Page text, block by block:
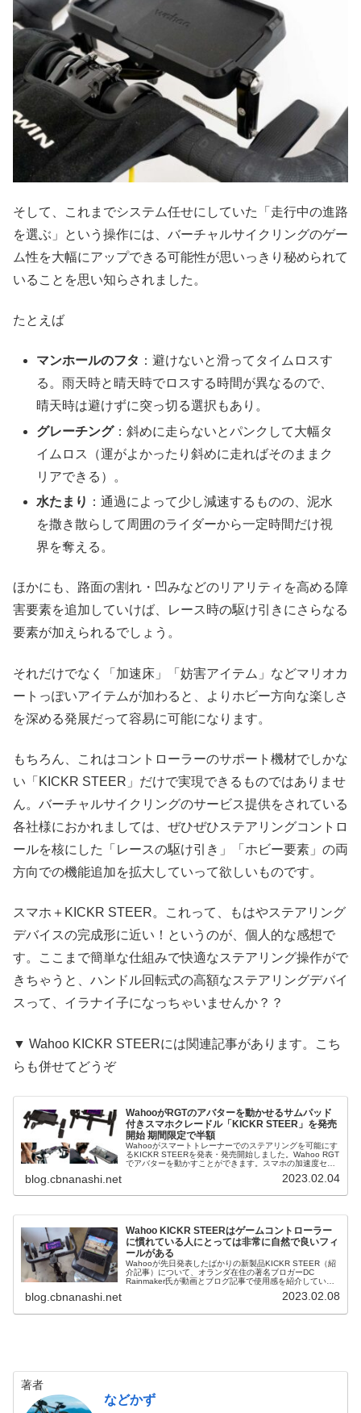
そして、これまでシステム任せにしていた「走行中の進路
を選ぶ」という操作には、バーチャルサイクリングのゲー
ム性を大幅にアップできる可能性が思いっきり秘められて
いることを思い知らされました。
たとえば
マンホールのフタ ：避けないと滑ってタイムロスす
る。雨天時と晴天時でロスする時間が異なるので、
晴天時は避けずに突っ切る選択もあり。
グレーチング：斜めに走らないとパンクして大幅タ
イムロス（運がよかったり斜めに走ればそのままク
リアできる）。
水たまり ：通過によって少し減速するものの、泥水
を撒き散らして周囲のライダーから一定時間だけ視
界を奪える。
ほかにも、路面の割れ・凹みなどのリアリティを高める障
害要素を追加していけば、レース時の駆け引きにさらなる
要素が加えられるでしょう。
それだけでなく「加速床」「妨害アイテム」などマリオカ
ートっぽいアイテムが加わると、よりホビー方向な楽しさ
を深める発展だって容易に可能になります。
もちろん、これはコントローラーのサポート機材でしかな
い「KICKR STEER」だけで実現できるものではありませ
ん。バーチャルサイクリングのサービス提供をされている
各社様におかれましては、ぜひぜひステアリングコントロ
ールを核にした「レースの駆け引き」「ホビー要素」の両
方向での機能追加を拡大していって欲しいものです。
スマホ＋KICKR STEER。これって、もはやステアリング
デバイスの完成形に近い！というのが、個人的な感想で
す。ここまで簡単な仕組みで快適なステアリング操作がで
きちゃうと、ハンドル回転式の高額なステアリングデバイ
スって、イラナイ子になっちゃいませんか？？
▼ Wahoo KICKR STEERには関連記事があります。こち
らも併せてどうぞ
WahooがRGTのアバターを動かせるサムパッド
付きスマホクレードル「KICKR STEER」を発売
開始 期間限定で半額
Wahooがスマートトレーナーでのステアリングを可能にす
るKICKR STEERを発表・発売開始しました。Wahoo RGT
でアバターを動かすことができます。スマホの加速度セン
blog.cbnanashi.net 2023.02.04
Wahoo KICKR STEERはゲームコントローラー
に慣れている人にとっては非常に自然で良いフィ
ールがある
Wahooが先日発表したばかりの新製品KICKR STEER（紹
介記事）について、オランダ在住の著名ブロガーDC
Rainmaker氏が動画とブログ記事で使用感を紹介していま
blog.cbnanashi.net 2023.02.08
著者
などかず